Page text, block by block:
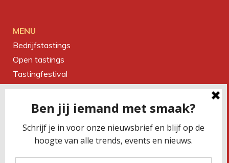
MENU
Bedrijfstastings
Open tastings
Tastingfestival
Magazine
Over ons